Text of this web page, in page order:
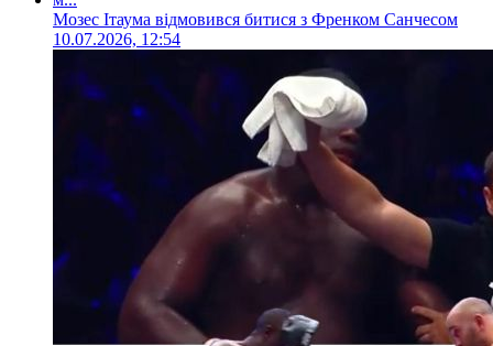
Мозес Ітаума відмовився битися з Френком Санчесом
10.07.2026, 12:54